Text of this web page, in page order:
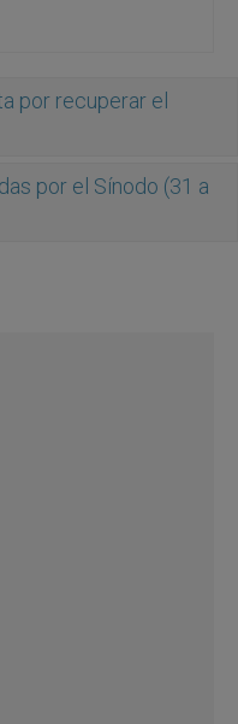
por recuperar el
por el Sínodo (31 a